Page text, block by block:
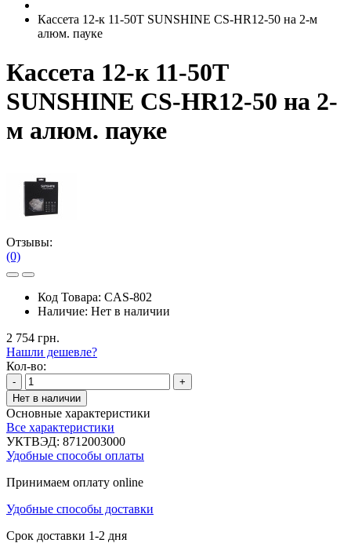
Кассета 12-к 11-50T SUNSHINE CS-HR12-50 на 2-м
алюм. пауке
Кассета 12-к 11-50T
SUNSHINE CS-HR12-50 на 2-
м алюм. пауке
Отзывы:
(0)
Код Товара: CAS-802
Наличие: Нет в наличии
2 754 грн.
Нашли дешевле?
Кол-во:
-
+
Нет в наличии
Основные характеристики
Все характеристики
УКТВЭД: 8712003000
Удобные способы оплаты
Принимаем оплату online
Удобные способы доставки
Срок доставки 1-2 дня